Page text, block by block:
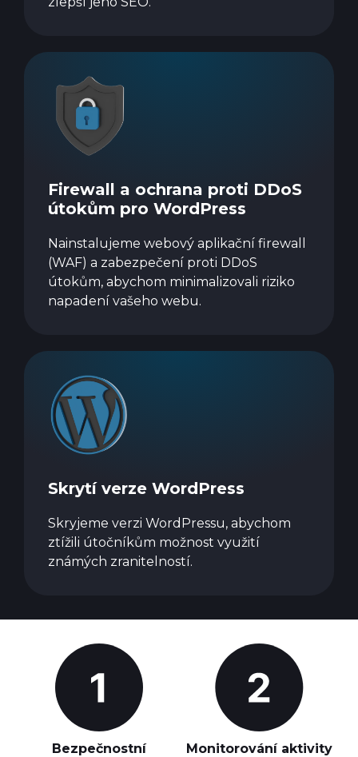
Firewall a ochrana proti DDoS
útokům pro WordPress
Nainstalujeme webový aplikační firewall
(WAF) a zabezpečení proti DDoS
útokům, abychom minimalizovali riziko
napadení vašeho webu.
Skrytí verze WordPress
Skryjeme verzi WordPressu, abychom
ztížili útočníkům možnost využití
známých zranitelností.
Bezpečnostní
Monitorování aktivity